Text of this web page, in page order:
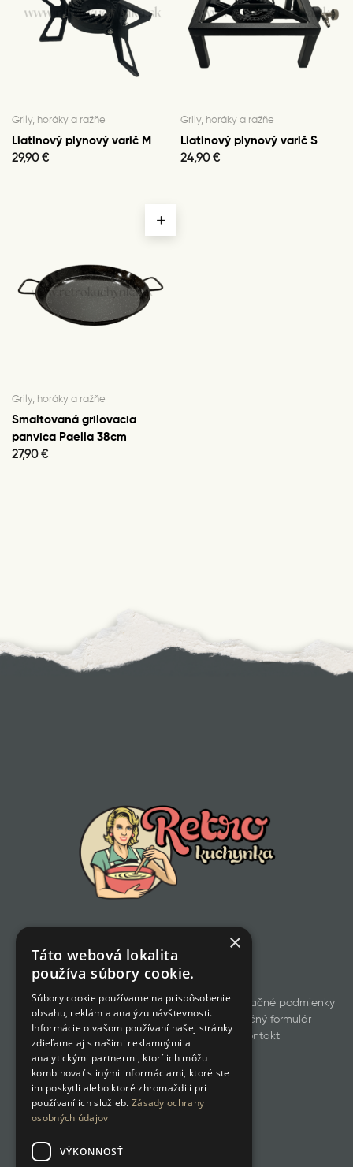
Grily, horáky a ražňe
Liatinový plynový varič M
29,90 €
Grily, horáky a ražňe
Liatinový plynový varič S
24,90 €
Grily, horáky a ražňe
Smaltovaná grilovacia
panvica Paella 38cm
27,90 €
Všetky produkty
Obchodné a reklamačné podmienky
Odstúpenie od zmluvy
Reklamačný formulár
Kontakt
×
Táto webová lokalita
používa súbory cookie.
Súbory cookie používame na prispôsobenie
obsahu, reklám a analýzu návštevnosti.
Informácie o vašom používaní našej stránky
zdieľame aj s našimi reklamnými a
analytickými partnermi, ktorí ich môžu
kombinovať s inými informáciami, ktoré ste
im poskytli alebo ktoré zhromaždili pri
používaní ich služieb. Zásady ochrany
osobných údajov
VÝKONNOSŤ